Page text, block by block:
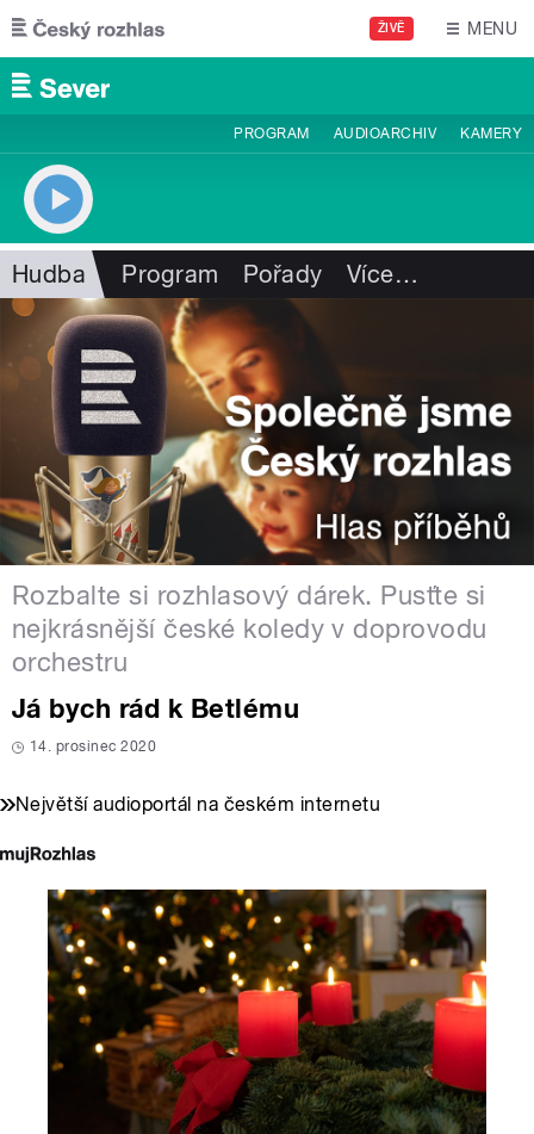
Přejít k hlavnímu obsahu
ŽIVĚ MENU
PROGRAM AUDIOARCHIV KAMERY
Hudba Program Pořady Více…
Rozbalte si rozhlasový dárek. Pusťte si
nejkrásnější české koledy v doprovodu
orchestru
Já bych rád k Betlému
14. prosinec 2020
Největší audioportál na českém internetu